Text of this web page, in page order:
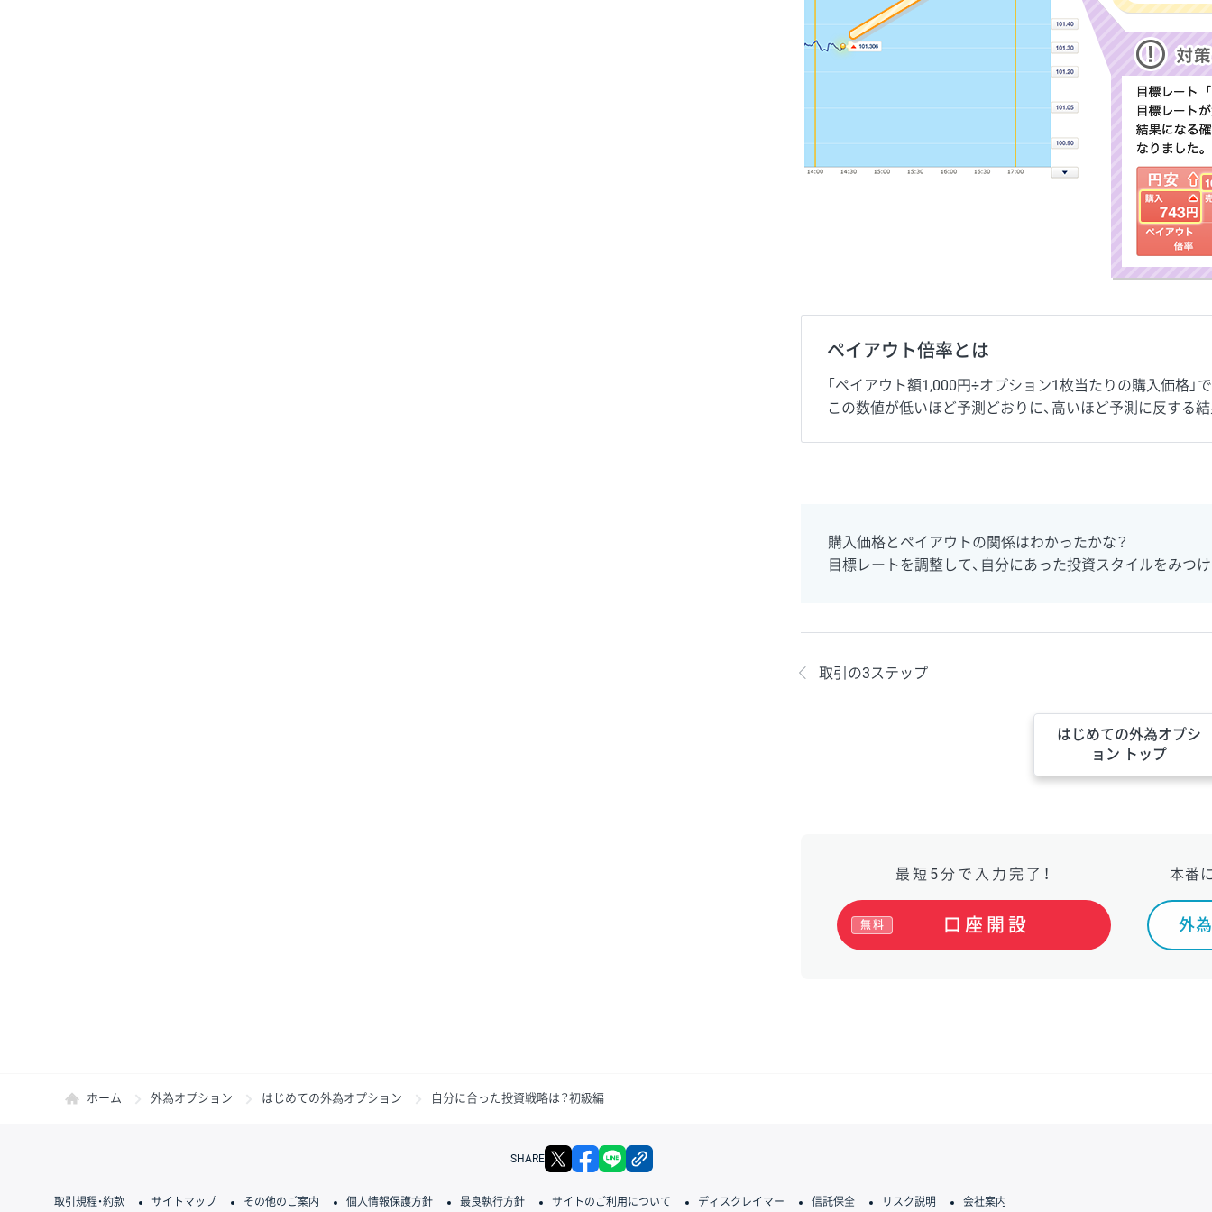
ペイアウト倍率とは
「ペイアウト額1,000円÷オプション1枚当たりの購入価格」
この数値が低いほど予測どおりに、高いほど予測に反する
購入価格とペイアウトの関係はわかったかな？
目標レートを調整して、自分にあった投資スタイルをみつけ
取引の3ステップ
はじめての外為オプシ
ョン トップ
最短5分で入力完了！
口座開設
無料
本番
外
ホーム 外為オプション はじめての外為オプション 自分に合った投資戦略は？初級編
SHARE X facebook
取引規程・約款 サイトマップ その他のご案内 個人情報保護方針 最良執行方針 サイトのご利用について ディスクレイマー 信託保全 リスク説明 会社案内